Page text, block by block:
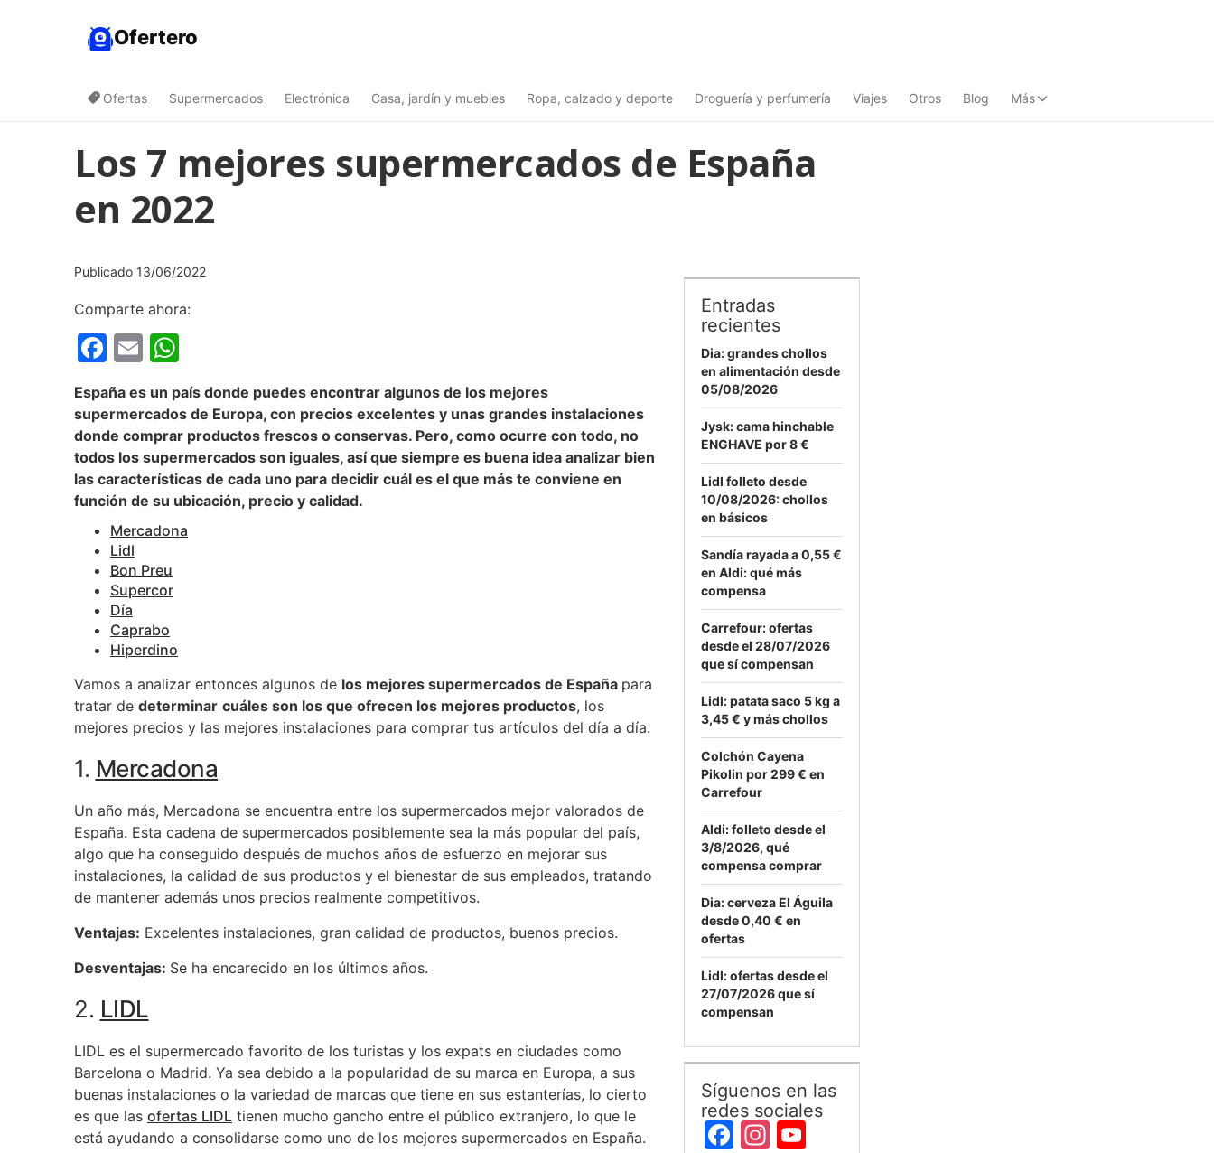
Ofertero
Ofertas Supermercados Electrónica Casa, jardín y muebles Ropa, calzado y deporte Droguería y perfumería Viajes Otros Blog Más
Los 7 mejores supermercados de España
en 2022
Publicado 13/06/2022
Comparte ahora:
Facebook
Email
España es un país donde puedes encontrar algunos de los mejores
supermercados de Europa, con precios excelentes y unas grandes instalaciones
donde comprar productos frescos o conservas. Pero, como ocurre con todo, no
todos los supermercados son iguales, así que siempre es buena idea analizar bien
las características de cada uno para decidir cuál es el que más te conviene en
función de su ubicación, precio y calidad.
Mercadona
Lidl
Bon Preu
Supercor
Día
Caprabo
Hiperdino
Vamos a analizar entonces algunos de los mejores supermercados de España para
tratar de determinar cuáles son los que ofrecen los mejores productos, los
mejores precios y las mejores instalaciones para comprar tus artículos del día a día.
1. Mercadona
Un año más, Mercadona se encuentra entre los supermercados mejor valorados de
España. Esta cadena de supermercados posiblemente sea la más popular del país,
algo que ha conseguido después de muchos años de esfuerzo en mejorar sus
instalaciones, la calidad de sus productos y el bienestar de sus empleados, tratando
de mantener además unos precios realmente competitivos.
Ventajas: Excelentes instalaciones, gran calidad de productos, buenos precios.
Desventajas: Se ha encarecido en los últimos años.
2. LIDL
LIDL es el supermercado favorito de los turistas y los expats en ciudades como
Barcelona o Madrid. Ya sea debido a la popularidad de su marca en Europa, a sus
buenas instalaciones o la variedad de marcas que tiene en sus estanterías, lo cierto
es que las ofertas LIDL tienen mucho gancho entre el público extranjero, lo que le
está ayudando a consolidarse como uno de los mejores supermercados en España.
Entradas
recientes
Dia: grandes chollos
en alimentación desde
05/08/2026
Jysk: cama hinchable
ENGHAVE por 8 €
Lidl folleto desde
10/08/2026: chollos
en básicos
Sandía rayada a 0,55 €
en Aldi: qué más
compensa
Carrefour: ofertas
desde el 28/07/2026
que sí compensan
Lidl: patata saco 5 kg a
3,45 € y más chollos
Colchón Cayena
Pikolin por 299 € en
Carrefour
Aldi: folleto desde el
3/8/2026, qué
compensa comprar
Dia: cerveza El Águila
desde 0,40 € en
ofertas
Lidl: ofertas desde el
27/07/2026 que sí
compensan
Síguenos en las
redes sociales
Facebook
Instagram